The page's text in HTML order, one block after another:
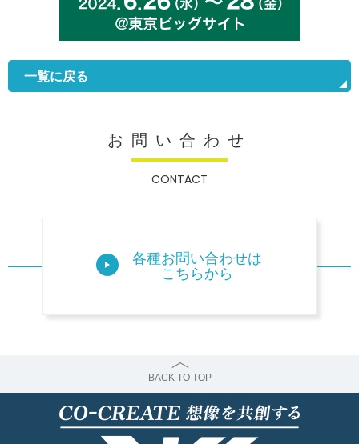
一覧に戻る
お問い合わせ
CONTACT
各種お問い合わせは
こちらから
BACK TO TOP